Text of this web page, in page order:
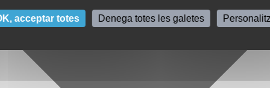
acceptar totes Denega totes les galetes